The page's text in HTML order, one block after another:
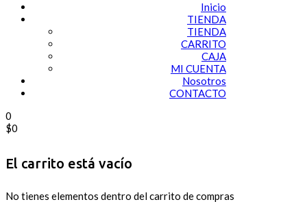
Inicio
TIENDA
TIENDA
CARRITO
CAJA
MI CUENTA
Nosotros
CONTACTO
0
$0
El carrito está vacío
No tienes elementos dentro del carrito de compras